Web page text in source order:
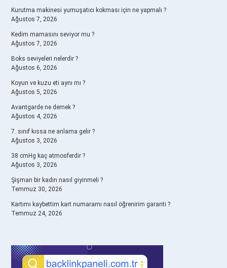
Kurutma makinesi yumuşatıcı kokması için ne yapmalı ?
Ağustos 7, 2026
Kedim mamasını seviyor mu ?
Ağustos 7, 2026
Boks seviyeleri nelerdir ?
Ağustos 6, 2026
Koyun ve kuzu eti aynı mı ?
Ağustos 5, 2026
Avantgarde ne demek ?
Ağustos 4, 2026
7. sınıf kıssa ne anlama gelir ?
Ağustos 3, 2026
38 cmHg kaç atmosferdir ?
Ağustos 3, 2026
Şişman bir kadın nasıl giyinmeli ?
Temmuz 30, 2026
Kartımı kaybettim kart numaramı nasıl öğrenirim garanti ?
Temmuz 24, 2026